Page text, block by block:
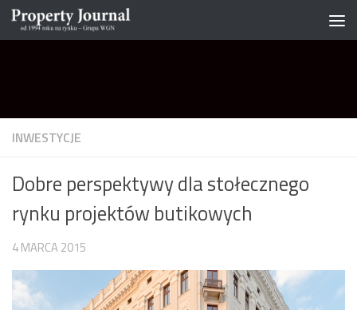
Skip to content
INWESTYCJE
Dobre perspektywy dla stołecznego
rynku projektów butikowych
4 MARCA 2015